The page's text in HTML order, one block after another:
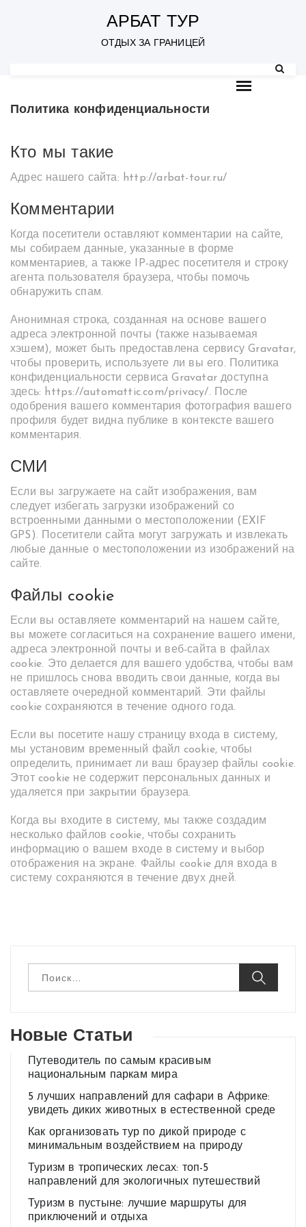
АРБАТ ТУР
ОТДЫХ ЗА ГРАНИЦЕЙ
Политика конфиденциальности
Кто мы такие
Адрес нашего сайта: http://arbat-tour.ru/
Комментарии
Когда посетители оставляют комментарии на сайте,
мы собираем данные, указанные в форме
комментариев, а также IP-адрес посетителя и строку
агента пользователя браузера, чтобы помочь
обнаружить спам.
Анонимная строка, созданная на основе вашего
адреса электронной почты (также называемая
хэшем), может быть предоставлена сервису Gravatar,
чтобы проверить, используете ли вы его. Политика
конфиденциальности сервиса Gravatar доступна
здесь: https://automattic.com/privacy/. После
одобрения вашего комментария фотография вашего
профиля будет видна публике в контексте вашего
комментария.
СМИ
Если вы загружаете на сайт изображения, вам
следует избегать загрузки изображений со
встроенными данными о местоположении (EXIF
GPS). Посетители сайта могут загружать и извлекать
любые данные о местоположении из изображений на
сайте.
Файлы cookie
Если вы оставляете комментарий на нашем сайте,
вы можете согласиться на сохранение вашего имени,
адреса электронной почты и веб-сайта в файлах
cookie. Это делается для вашего удобства, чтобы вам
не пришлось снова вводить свои данные, когда вы
оставляете очередной комментарий. Эти файлы
cookie сохраняются в течение одного года.
Если вы посетите нашу страницу входа в систему,
мы установим временный файл cookie, чтобы
определить, принимает ли ваш браузер файлы cookie.
Этот cookie не содержит персональных данных и
удаляется при закрытии браузера.
Когда вы входите в систему, мы также создадим
несколько файлов cookie, чтобы сохранить
информацию о вашем входе в систему и выбор
отображения на экране. Файлы cookie для входа в
систему сохраняются в течение двух дней.
й
Новые Статьи
Путеводитель по самым красивым
национальным паркам мира
5 лучших направлений для сафари в Африке:
увидеть диких животных в естественной среде
Как организовать тур по дикой природе с
минимальным воздействием на природу
Туризм в тропических лесах: топ-5
направлений для экологичных путешествий
Туризм в пустыне: лучшие маршруты для
приключений и отдыха